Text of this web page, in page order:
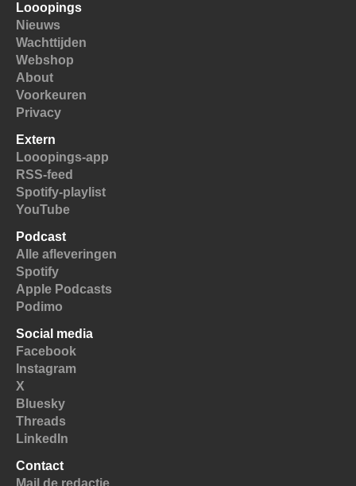
Looopings
Nieuws
Wachttijden
Webshop
About
Voorkeuren
Privacy
Extern
Looopings-app
RSS-feed
Spotify-playlist
YouTube
Podcast
Alle afleveringen
Spotify
Apple Podcasts
Podimo
Social media
Facebook
Instagram
X
Bluesky
Threads
LinkedIn
Contact
Mail de redactie